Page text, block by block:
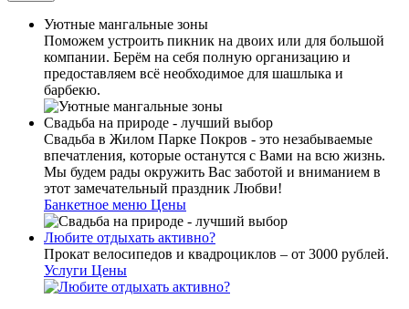
Уютные мангальные зоны
Поможем устроить пикник на двоих или для большой
компании. Берём на себя полную организацию и
предоставляем всё необходимое для шашлыка и
барбекю.
Свадьба на природе - лучший выбор
Свадьба в Жилом Парке Покров - это незабываемые
впечатления, которые останутся с Вами на всю жизнь.
Мы будем рады окружить Вас заботой и вниманием в
этот замечательный праздник Любви!
Банкетное меню Цены
Любите отдыхать активно?
Прокат велосипедов и квадроциклов – от 3000 рублей.
Услуги Цены